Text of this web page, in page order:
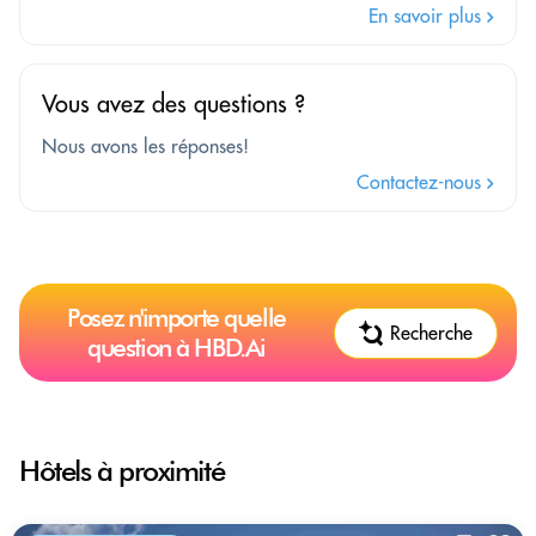
En savoir plus
Vous avez des questions ?
Nous avons les réponses!
Contactez-nous
Posez n'importe quelle
question à HBD.Ai
Recherche
Hôtels à proximité